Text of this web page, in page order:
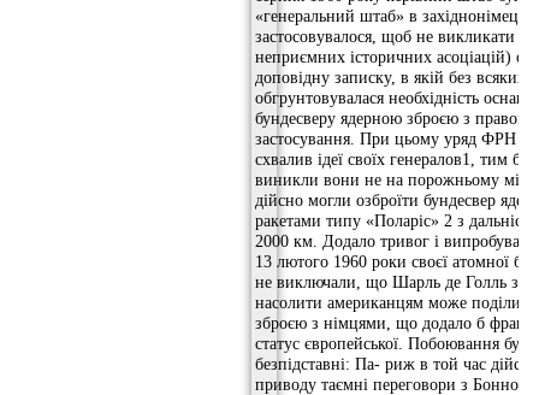
«генеральний штаб» в
застосовувалося, щоб не викликати в
неприємних історичних асоціацій)
доповідну записку, в якій без всяких
обгрунтовувалася необхідність
бундесверу ядерною зброєю з правом
застосування. При цьому уряд ФРН
схвалив ідеї своїх генералов1, тим
виникли вони не на порожньому
дійсно могли озброїти бундесвер
ракетами типу «Поларіс» 2 з
2000 км. Додало тривог і
13 лютого 1960 роки своєї атомної
не виключали, що Шарль де Голль з
насолити американцям може
зброєю з німцями, що додало б
статус європейської. Побоювання
безпідставні: Па- риж в той час
приводу таємні переговори з Бонном.